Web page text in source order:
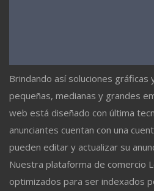
Brindando así soluciones gráficas
pequeñas, medianas y grandes
web está diseñado con última
anunciantes cuentan con una
pueden editar y actualizar su
Nuestra plataforma de comercio
optimizados para ser indexados